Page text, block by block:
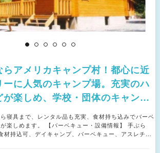
アメリカキャンプ村！都心に近
ーに人気のキャンプ場。充実のハ
が楽しめ、学校・団体のキャンプ
います。
寝具まで、レンタル品も充実、食材持ち込みでバーベ
ベキュー・設備情報】 手ぶら
材持込可、デイキャンプ、バーベキュー、アスレチッ